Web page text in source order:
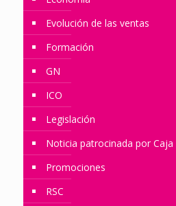
Evolución de las ventas
Formación
GN
ICO
Legislación
Noticia patrocinada por Caja
Promociones
RSC